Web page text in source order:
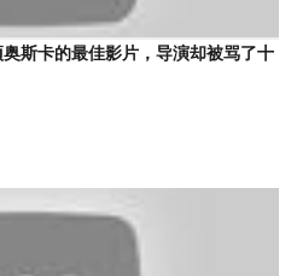
斯卡的最佳影片，导演却被骂了十